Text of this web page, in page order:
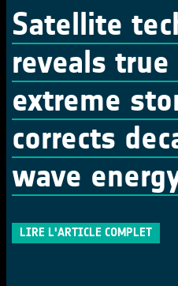
Satellite
reveals true
extreme
corrects
wave
LIRE L'ARTICLE COMPLET